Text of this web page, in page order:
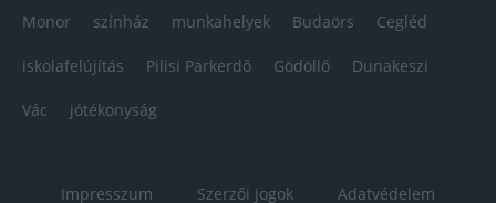
Monor színház munkahelyek Budaörs Cegléd
iskolafelújítás Pilisi Parkerdő Gödöllő Dunakeszi
Vác jótékonyság
Impresszum Szerzői jogok Adatvédelem